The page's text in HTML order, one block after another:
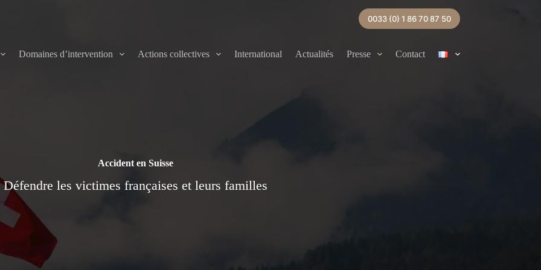
0033 (0) 1 86 70 87 50
Domaines d’intervention Actions collectives International Actualités Presse Contact
Accident en Suisse
Défendre les victimes françaises et leurs familles